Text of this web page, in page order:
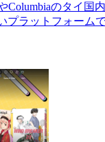
Columbiaのタイ
プラットフォーム